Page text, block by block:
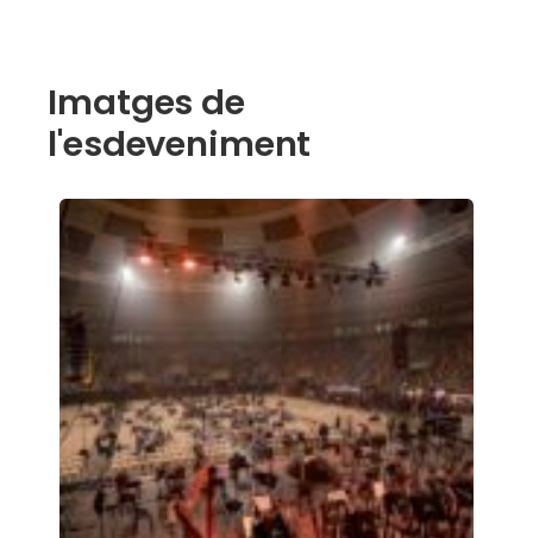
Imatges de
l'esdeveniment